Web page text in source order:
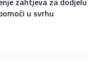
u svrhu